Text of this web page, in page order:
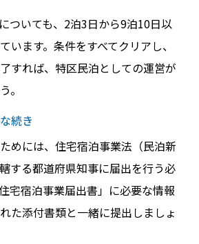
ついても、2泊3日から9泊10日以
います。条件をすべてクリアし、
すれば、特区民泊としての運営が
。
続き
めには、住宅宿泊事業法（民泊新
する都道府県知事に届出を行う必
宅宿泊事業届出書」に必要な情報
た添付書類と一緒に提出しましょ